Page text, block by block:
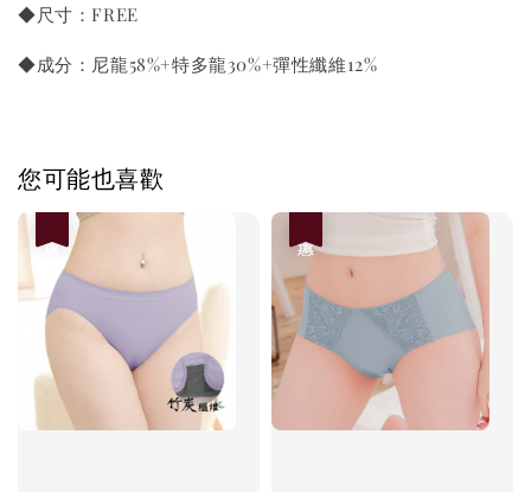
◆尺寸：FREE
◆成分：尼龍58%+特多龍30%+彈性纖維12%
您可能也喜歡